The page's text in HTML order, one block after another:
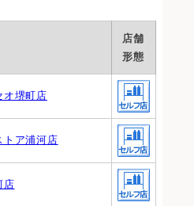
店舗
形態
オ堺町店
トア浦河店
店